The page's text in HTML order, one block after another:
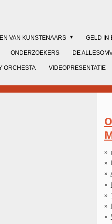
VAN KUNSTENAARS GELD IN
ONDERZOEKERS DE
ORCHESTA VIDEOPRESENTATIE